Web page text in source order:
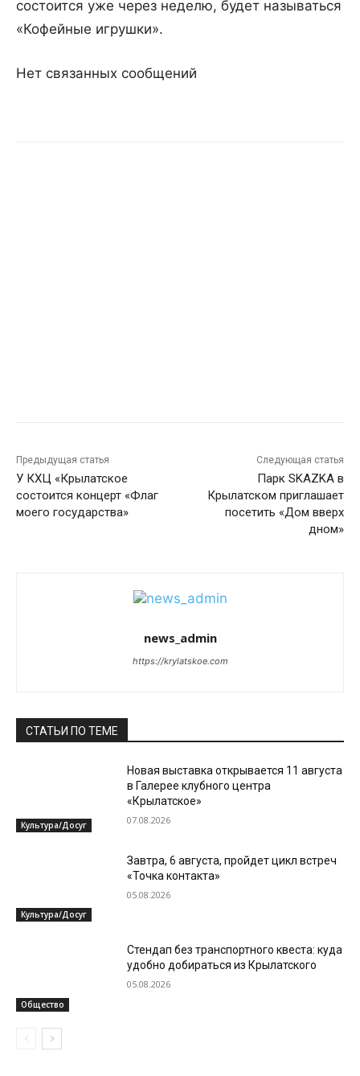
состоится уже через неделю, будет называться
«Кофейные игрушки».
Нет связанных сообщений
Предыдущая статья
У КХЦ «Крылатское
состоится концерт «Флаг
моего государства»
Следующая статья
Парк SKAZKA в
Крылатском приглашает
посетить «Дом вверх
дном»
news_admin
https://krylatskoe.com
СТАТЬИ ПО ТЕМЕ
Культура/Досуг
Новая выставка открывается 11 августа
в Галерее клубного центра
«Крылатское»
07.08.2026
Культура/Досуг
Завтра, 6 августа, пройдет цикл встреч
«Точка контакта»
05.08.2026
Общество
Стендап без транспортного квеста: куда
удобно добираться из Крылатского
05.08.2026